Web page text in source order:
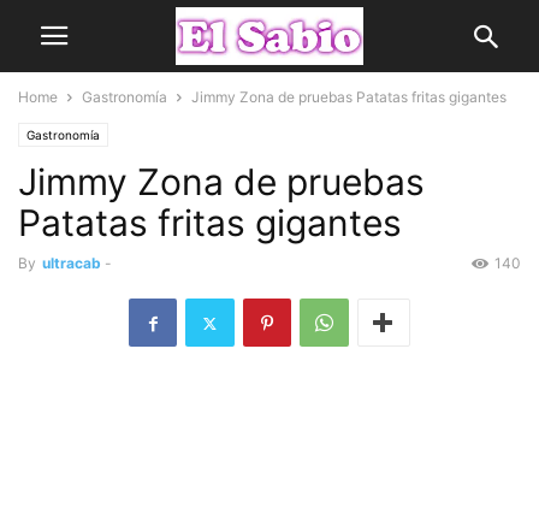
Home Gastronomía Jimmy Zona de pruebas Patatas fritas gigantes
Gastronomía
Jimmy Zona de pruebas
Patatas fritas gigantes
By ultracab - 140